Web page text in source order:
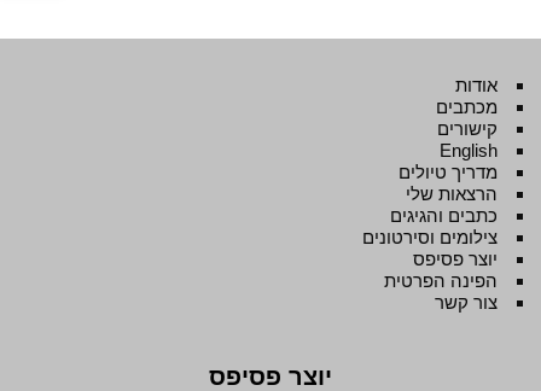
אודות
מכתבים
קישורים
English
מדריך טיולים
הרצאות שלי
כתבים והגיגים
צילומים וסירטונים
יוצר פסיפס
הפינה הפרטית
צור קשר
יוצר פסיפס